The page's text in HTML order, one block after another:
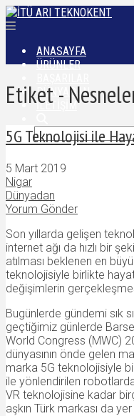
ANASAYFA
ÜRÜNLER
DÜNYADAN
İLETIŞIM
Etiket -
5G Teknolojisi ile
5 Mart 2019
Nigar
Dünyadan
Yorum Gönder
Son yıllarda gelişen
internet ağı da hızlı bir
atılması beklenen en
teknolojisiyle birlikte
değişimlerin
Bugünlerde gündemi sık
geçtiğimiz günlerde
World Congress (MWC)
dünyasının önde gelen
marka 5G teknolojisiyle
ile yönlendirilen
VR teknolojisine kadar
aşkın Türk markası da yer